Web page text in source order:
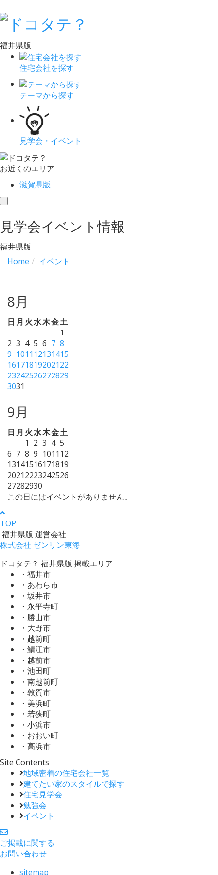
福井県版
住宅会社を探す
テーマから探す
見学会・イベント
お近くのエリア
滋賀県版
toggle
見学会イベント情報
福井県版
Home
イベント
8月
日 月 火水木金土
1
2 3 4 5 6 7 8
9 1011 12131415
16171819202122
23242526272829
3031
9月
日 月 火水木金土
1 2 3 4 5
6 7 8 9 1011 12
13141516171819
20212223242526
27282930
この日にはイベントがありません。
TOP
福井県版 運営会社
株式会社 ゼンリン東海
ドコタテ？ 福井県版 掲載エリア
・福井市
・あわら市
・坂井市
・永平寺町
・勝山市
・大野市
・越前町
・鯖江市
・越前市
・池田町
・南越前町
・敦賀市
・美浜町
・若狭町
・小浜市
・おおい町
・高浜市
Site Contents
地域密着の住宅会社一覧
建てたい家のスタイルで探す
住宅見学会
勉強会
イベント
ご掲載に関する
お問い合わせ
sitemap